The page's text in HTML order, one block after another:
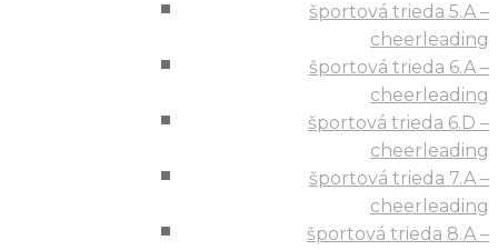
športová trieda 5.A –
cheerleading
športová trieda 6.A –
cheerleading
športová trieda 6.D –
cheerleading
športová trieda 7.A –
cheerleading
športová trieda 8.A –